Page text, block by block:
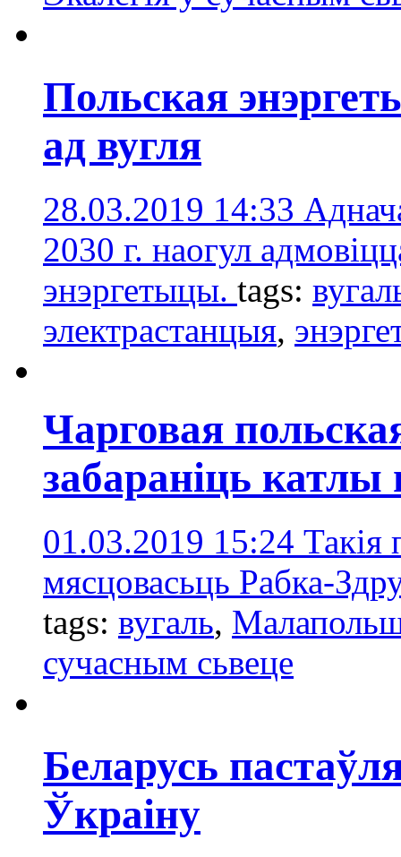
Польская
ад вугля
28.03.2019 14:33
2030 г. наогул
энэргетыцы. tags:
электрастанцыя,
Чарговая
забараніць катлы
01.03.2019 15:24 Такія
мясцовасьць Рабка-
tags: вугаль,
сучасным сьвеце
Беларусь
Ўкраіну